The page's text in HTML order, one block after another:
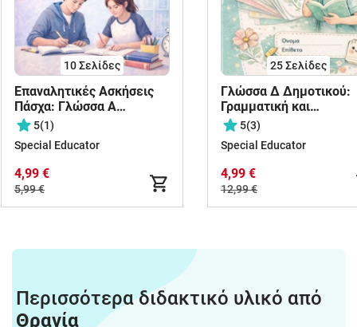
10Σελίδες
Επαναλητικές Ασκήσεις
Πάσχα: Γλώσσα Α
Γυμνασίου
5(1)
Special Educator
4,99 €
5,99 €
25Σελίδες
Γλώσσα Δ Δημοτικού:
Γραμματική και
Συντακτικό όλων των
ενοτήτων
5(3)
Special Educator
4,99 €
12,99 €
Περισσότερα διδακτικό υλικό από
Θρανία